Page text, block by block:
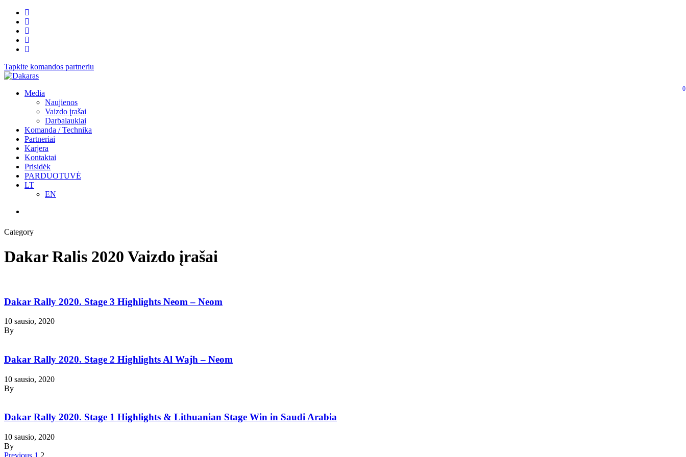
Tapkite komandos partneriu
0
Media
Naujienos
Vaizdo įrašai
Darbalaukiai
Komanda / Technika
Partneriai
Karjera
Kontaktai
Prisidėk
PARDUOTUVĖ
LT
EN
Category
Dakar Ralis 2020 Vaizdo įrašai
Dakar Rally 2020. Stage 3 Highlights Neom – Neom
10 sausio, 2020
By
Dakar Rally 2020. Stage 2 Highlights Al Wajh – Neom
10 sausio, 2020
By
Dakar Rally 2020. Stage 1 Highlights & Lithuanian Stage Win in Saudi Arabia
10 sausio, 2020
By